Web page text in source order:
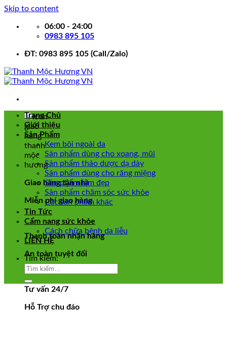
Skip to content
06:00 - 24:00
0983 895 105
ĐT: 0983 895 105 (Call/Zalo)
Giao hàng tận nhà
Miễn phí giao hàng
Thanh toàn nhận hàng
An toàn tuyệt đối
Tư vấn 24/7
Hỗ Trợ chu đáo
Trang Chủ
Giới thiệu
Sản Phẩm
Kem bôi ngoài da
Sản phẩm dùng cho xoang, mũi
Sản phẩm thảo dược dạ dày
Sản phẩm dùng cho răng miệng
Sản phẩm làm đẹp
Sản phẩm chăm sóc sức khỏe
Các sản phẩm khác
Tin Tức
Cẩm nang sức khỏe
Cách chữa bệnh da liễu
LIÊN HỆ
Tìm kiếm: